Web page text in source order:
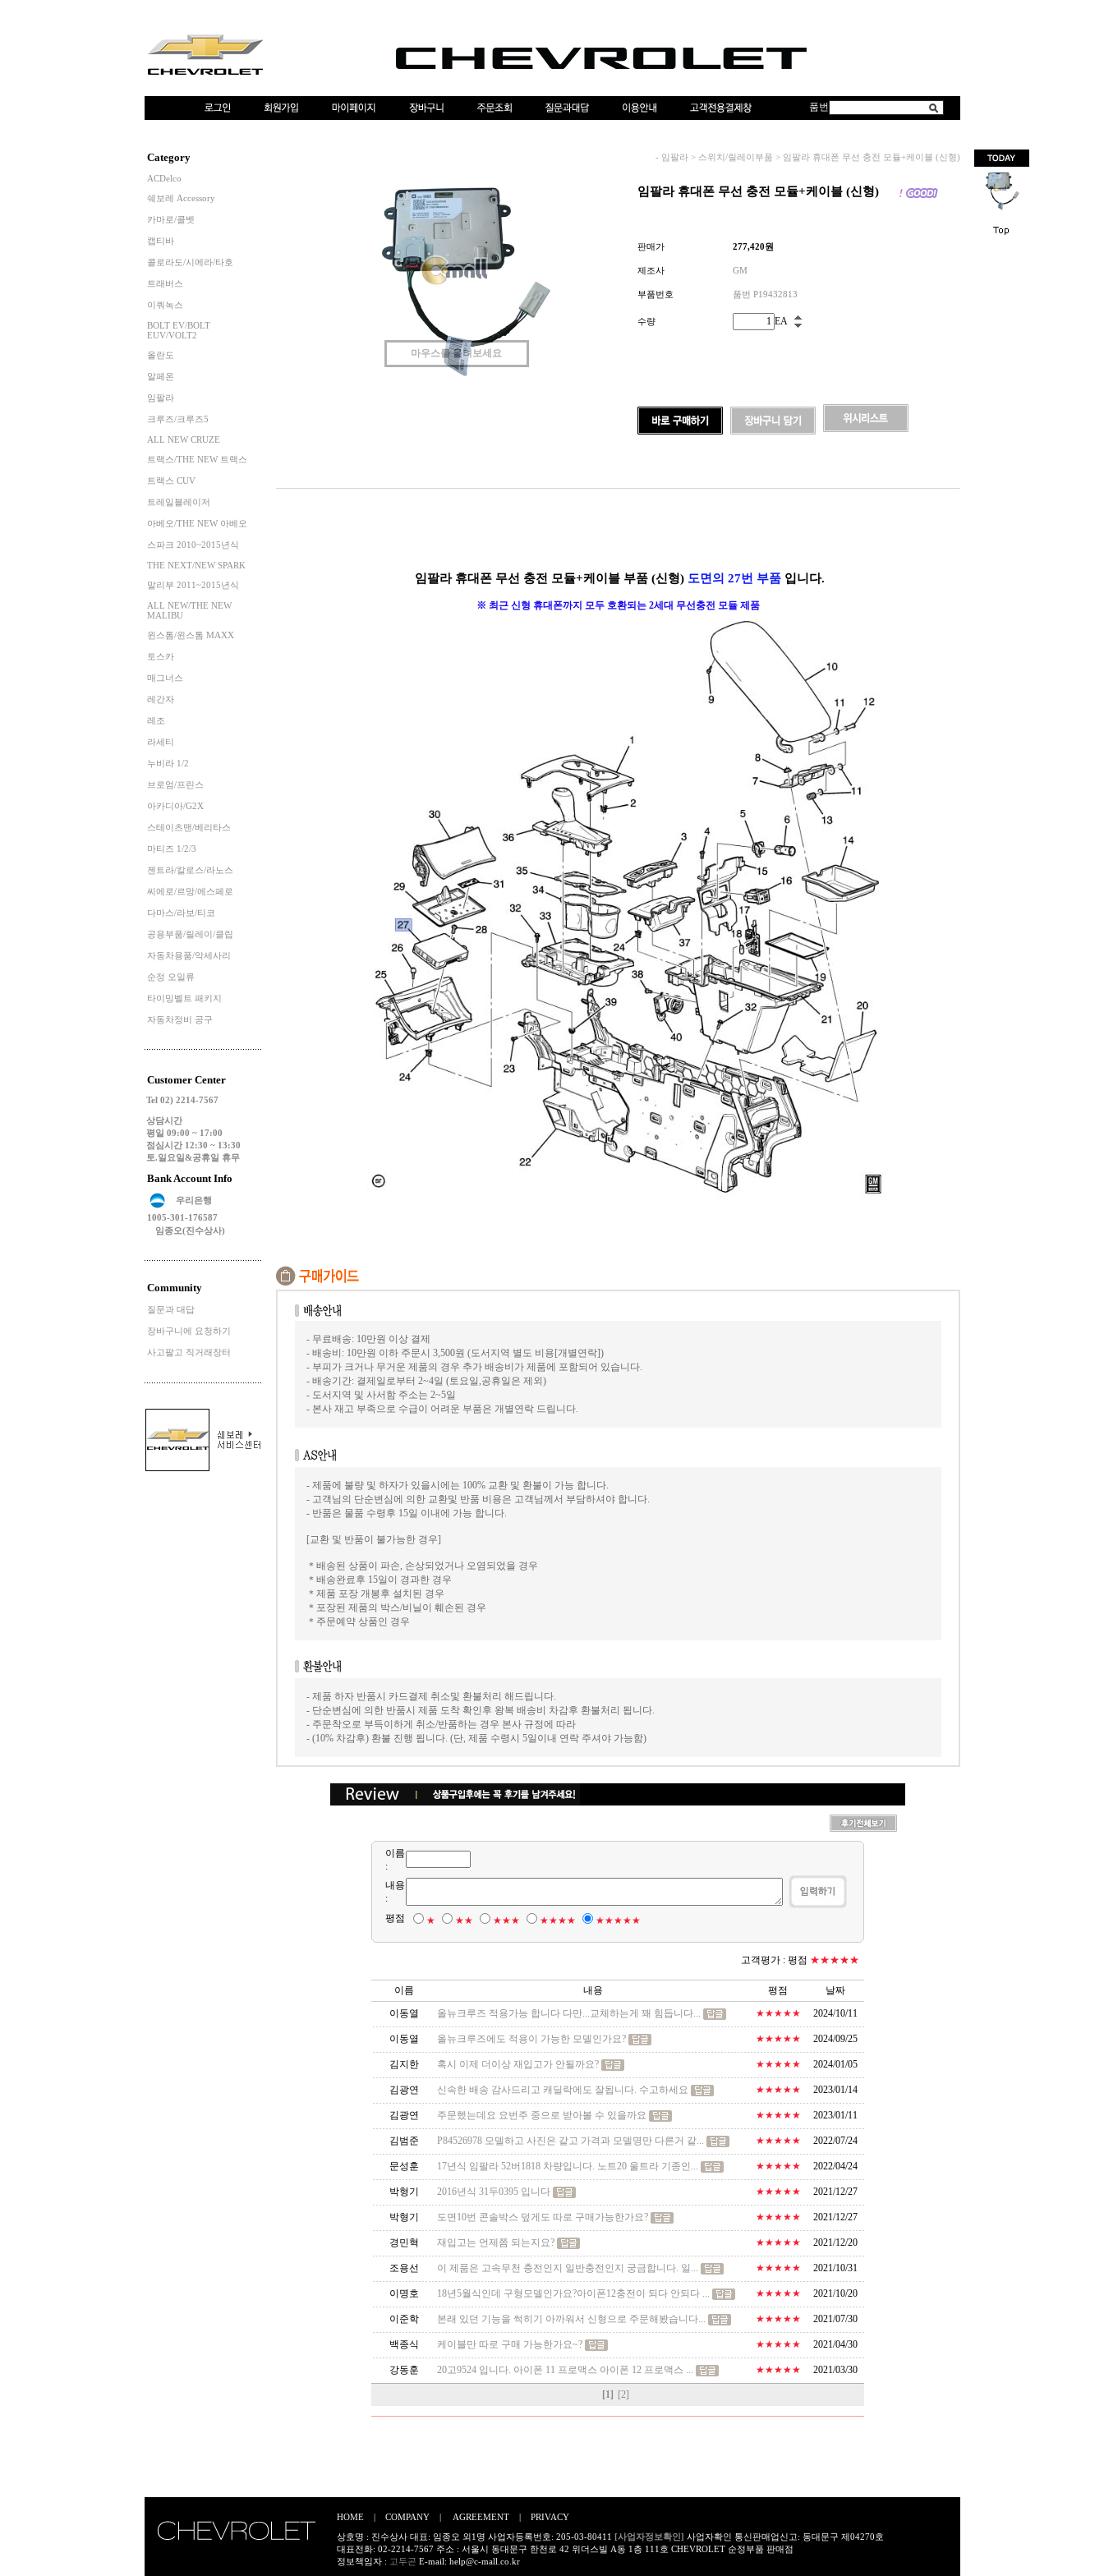
품번
Category
ACDelco
쉐보레 Accessory
카마로/콜벳
캡티바
콜로라도/시에라/타호
트래버스
이쿼녹스
BOLT EV/BOLT
EUV/VOLT2
올란도
알페온
임팔라
크루즈/크루즈5
ALL NEW CRUZE
트랙스/THE NEW 트랙스
트랙스 CUV
트레일블레이저
아베오/THE NEW 아베오
스파크 2010~2015년식
THE NEXT/NEW SPARK
말리부 2011~2015년식
ALL NEW/THE NEW
MALIBU
윈스톰/윈스톰 MAXX
토스카
매그너스
레간자
레조
라세티
누비라 1/2
브로엄/프린스
아카디아/G2X
스테이츠맨/베리타스
마티즈 1/2/3
젠트라/칼로스/라노스
씨에로/르망/에스페로
다마스/라보/티코
공용부품/릴레이/클립
자동차용품/악세사리
순정 오일류
타이밍벨트 패키지
자동차정비 공구
Customer Center
Tel 02) 2214-7567
상담시간
평일 09:00 ~ 17:00
점심시간 12:30 ~ 13:30
토.일요일&공휴일 휴무
Bank Account Info
우리은행
1005-301-176587
임종오(진수상사)
Community
질문과 대답
장바구니에 요청하기
사고팔고 직거래장터
- 임팔라 > 스위치/릴레이부품 > 임팔라 휴대폰 무선 충전 모듈+케이블 (신형)
마우스를 올려보세요
임팔라 휴대폰 무선 충전 모듈+케이블 (신형)
판매가 277,420원
제조사 GM
부품번호 품번 P19432813
수량 EA
임팔라 휴대폰 무선 충전 모듈+케이블 부품 (신형) 도면의 27번 부품 입니다.
※ 최근 신형 휴대폰까지 모두 호환되는 2세대 무선충전 모듈 제품
- 무료배송: 10만원 이상 결제
- 배송비: 10만원 이하 주문시 3,500원 (도서지역 별도 비용[개별연락])
- 부피가 크거나 무거운 제품의 경우 추가 배송비가 제품에 포함되어 있습니다.
- 배송기간: 결제일로부터 2~4일 (토요일,공휴일은 제외)
- 도서지역 및 사서함 주소는 2~5일
- 본사 재고 부족으로 수급이 어려운 부품은 개별연락 드립니다.
- 제품에 불량 및 하자가 있을시에는 100% 교환 및 환불이 가능 합니다.
- 고객님의 단순변심에 의한 교환및 반품 비용은 고객님께서 부담하셔야 합니다.
- 반품은 물품 수령후 15일 이내에 가능 합니다.
[교환 및 반품이 불가능한 경우]
＊배송된 상품이 파손, 손상되었거나 오염되었을 경우
＊배송완료후 15일이 경과한 경우
＊제품 포장 개봉후 설치된 경우
＊포장된 제품의 박스/비닐이 훼손된 경우
＊주문예약 상품인 경우
- 제품 하자 반품시 카드결제 취소및 환불처리 해드립니다.
- 단순변심에 의한 반품시 제품 도착 확인후 왕복 배송비 차감후 환불처리 됩니다.
- 주문착오로 부득이하게 취소/반품하는 경우 본사 규정에 따라
- (10% 차감후) 환불 진행 됩니다. (단, 제품 수령시 5일이내 연락 주셔야 가능함)
이름
:
내용
:
평점
★ ★★ ★★★ ★★★★ ★★★★★
고객평가 : 평점 ★★★★★
이름 내용 평점
날짜
이동열
올뉴크루즈 적용가능 합니다 다만...교체하는게 꽤 힘듭니다... ★★★★★ 2024/10/11
이동열 올뉴크루즈에도 적용이 가능한 모델인가요? ★★★★★ 2024/09/25
김지한 혹시 이제 더이상 재입고가 안될까요? ★★★★★ 2024/01/05
김광연 신속한 배송 감사드리고 캐딜락에도 잘됩니다. 수고하세요 ★★★★★ 2023/01/14
김광연 주문했는데요 요번주 중으로 받아볼 수 있을까요 ★★★★★ 2023/01/11
김범준 P84526978 모델하고 사진은 같고 가격과 모델명만 다른거 같... ★★★★★ 2022/07/24
문성훈 17년식 임팔라 52버1818 차량입니다. 노트20 울트라 기종인... ★★★★★ 2022/04/24
박형기 2016년식 31두0395 입니다 ★★★★★ 2021/12/27
박형기 도면10번 콘솔박스 덮게도 따로 구매가능한가요? ★★★★★ 2021/12/27
경민혁 재입고는 언제쯤 되는지요? ★★★★★ 2021/12/20
조용선 이 제품은 고속무천 충전인지 일반충전인지 궁금합니다. 일... ★★★★★ 2021/10/31
이명호 18년5월식인데 구형모델인가요?아이폰12충전이 되다 안되다 ... ★★★★★ 2021/10/20
이준학 본래 있던 기능을 썩히기 아까워서 신형으로 주문해봤습니다... ★★★★★ 2021/07/30
백종식 케이블만 따로 구매 가능한가요~? ★★★★★ 2021/04/30
강동훈 20고9524 입니다. 아이폰 11 프로맥스 아이폰 12 프로맥스 ... ★★★★★ 2021/03/30
[1] [2]
HOME | COMPANY | AGREEMENT |
PRIVACY
상호명 : 진수상사 대표: 임종오 외1명 사업자등록번호: 205-03-80411 [사업자정보확인] 사업자확인 통신판매업신고: 동대문구 제04270호
대표전화: 02-2214-7567 주소 : 서울시 동대문구 한천로 42 위더스빌 A동 1층 111호 CHEVROLET 순정부품 판매점
정보책임자 : 고두곤 E-mail: help@c-mall.co.kr